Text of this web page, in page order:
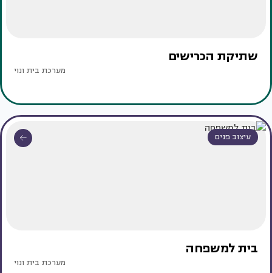
שתיקת הכרישים
מערכת בית ונוי
עיצוב פנים
בית למשפחה
מערכת בית ונוי